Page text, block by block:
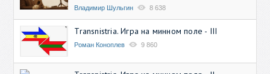
Владимир Шульгин 8 638
Transnistria. Игра на минном поле - III
Роман Коноплев 9 860